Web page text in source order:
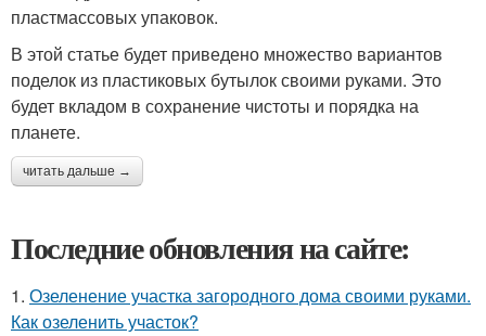
пластмассовых упаковок.
В этой статье будет приведено множество вариантов
поделок из пластиковых бутылок своими руками. Это
будет вкладом в сохранение чистоты и порядка на
планете.
читать дальше →
Последние обновления на сайте:
1. Озеленение участка загородного дома своими руками.
Как озеленить участок?